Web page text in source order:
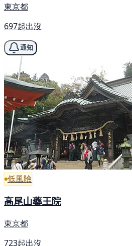
東京都
697起出沒
通知
低風險
高尾山藥王院
東京都
723起出沒